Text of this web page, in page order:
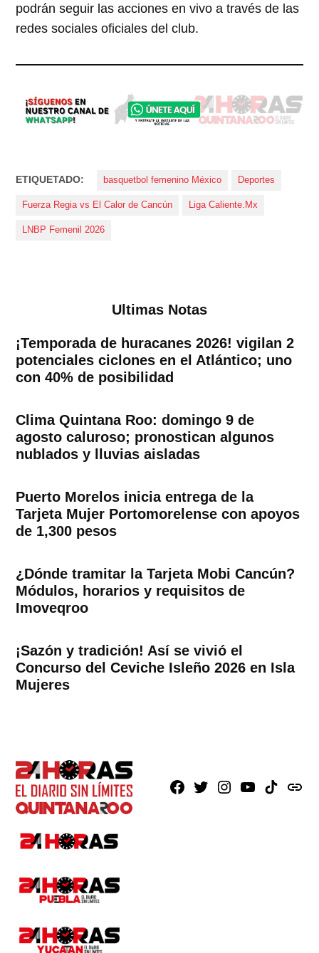
podrán seguir las acciones en vivo a través de las
redes sociales oficiales del club.
ETIQUETADO: basquetbol femenino México Deportes
Fuerza Regia vs El Calor de Cancún Liga Caliente.Mx
LNBP Femenil 2026
Ultimas Notas
¡Temporada de huracanes 2026! vigilan 2
potenciales ciclones en el Atlántico; uno
con 40% de posibilidad
Clima Quintana Roo: domingo 9 de
agosto caluroso; pronostican algunos
nublados y lluvias aisladas
Puerto Morelos inicia entrega de la
Tarjeta Mujer Portomorelense con apoyos
de 1,300 pesos
¿Dónde tramitar la Tarjeta Mobi Cancún?
Módulos, horarios y requisitos de
Imoveqroo
¡Sazón y tradición! Así se vivió el
Concurso del Ceviche Isleño 2026 en Isla
Mujeres
Facebook
X Instagram
YoutubeTikTokissuu